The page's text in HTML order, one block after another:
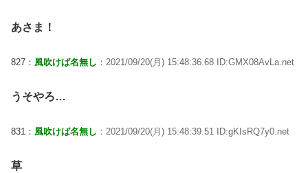
あさま！
827： 風吹けば名無し ：2021/09/20(月) 15:48:36.68 ID:GMX08AvLa.net
うそやろ…
831： 風吹けば名無し ：2021/09/20(月) 15:48:39.51 ID:gKIsRQ7y0.net
草